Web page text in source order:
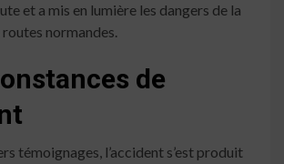
et a mis en lumière les dangers de la
normandes.
de
témoignages, l’accident s’est produit